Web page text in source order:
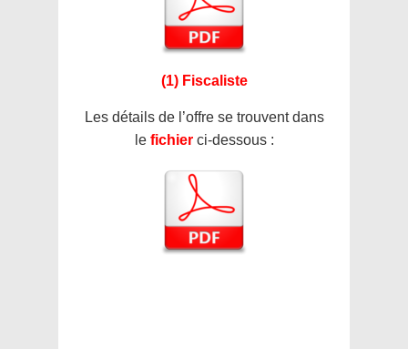
(1) Fiscaliste
Les détails de l’offre se trouvent dans
le fichier ci-dessous :